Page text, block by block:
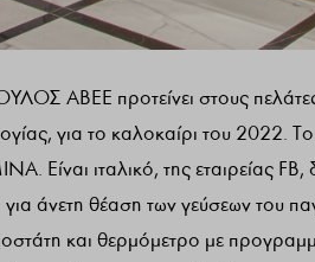
ΑΒΕΕ προτείνει στους
για το καλοκαίρι του 2022. Το
Είναι ιταλικό, της εταιρείας
άνετη θέαση των γεύσεων του
και θερμόμετρο με